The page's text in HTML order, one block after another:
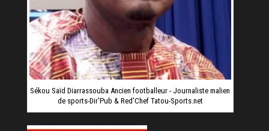
Sékou Saïd Diarrassouba Ancien footballeur - Journaliste malien
de sports-Dir'Pub & Red'Chef Tatou-Sports.net